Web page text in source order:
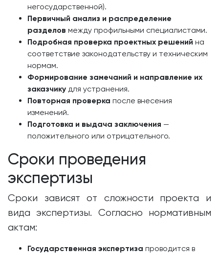
негосударственной).
Первичный анализ и распределение
разделов между профильными специалистами.
Подробная проверка проектных решений на
соответствие законодательству и техническим
нормам.
Формирование замечаний и направление их
заказчику для устранения.
Повторная проверка после внесения
изменений.
Подготовка и выдача заключения —
положительного или отрицательного.
Сроки проведения
экспертизы
Сроки зависят от сложности проекта и
вида экспертизы. Согласно нормативным
актам:
Государственная экспертиза проводится в